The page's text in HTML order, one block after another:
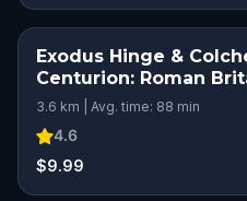
Exodus Hinge &
Centurion: Roman
Escape Game
3.6 km | Avg. time: 88 min
4.6
$9.99